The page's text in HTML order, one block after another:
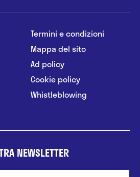
Termini e condizioni
Mappa del sito
Ad policy
Cookie policy
Whistleblowing
NEWSLETTER